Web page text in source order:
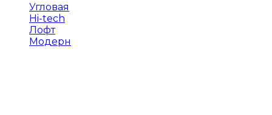
Угловая
Hi-tech
Лофт
Модерн